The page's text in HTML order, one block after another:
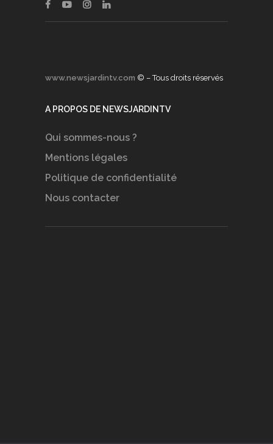
www.newsjardintv.com © – Tous droits réservés
A PROPOS DE NEWSJARDINTV
Qui sommes-nous ?
Mentions légales
Politique de confidentialité
Nous contacter